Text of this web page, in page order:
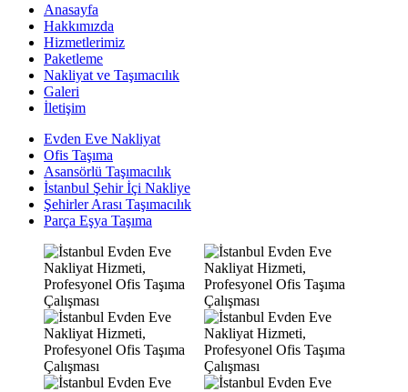
Anasayfa
Hakkımızda
Hizmetlerimiz
Paketleme
Nakliyat ve Taşımacılık
Galeri
İletişim
Evden Eve Nakliyat
Ofis Taşıma
Asansörlü Taşımacılık
İstanbul Şehir İçi Nakliye
Şehirler Arası Taşımacılık
Parça Eşya Taşıma